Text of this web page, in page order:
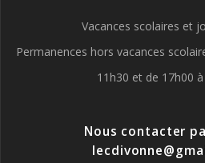
Vacances scolaires et
Permanences hors vacances
11h30 et de 17h00
Nous contacter